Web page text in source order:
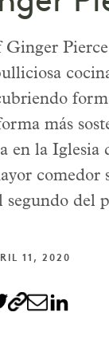
más
en la Iglesia
comedor
segundo del
11, 2020